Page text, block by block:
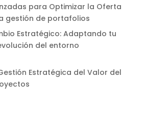
para Optimizar la Oferta
gestión de portafolios
Estratégico: Adaptando tu
del entorno
Estratégica del Valor del